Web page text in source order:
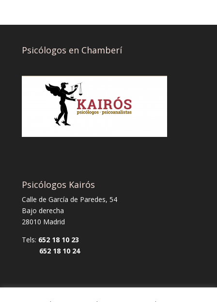
Psicólogos en Chamberí
Psicólogos Kairós
Calle de García de Paredes, 54
Bajo derecha
28010 Madrid
Tels: 652 18 10 23
652 18 10 24